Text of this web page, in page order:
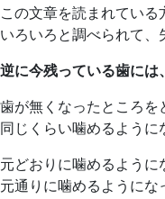
この文章を読まれてい
いろいろと調べられて
逆に今残っている歯には
歯が無くなったところ
同じくらい噛めるように
元どおりに噛めるよう
元通りに噛めるように